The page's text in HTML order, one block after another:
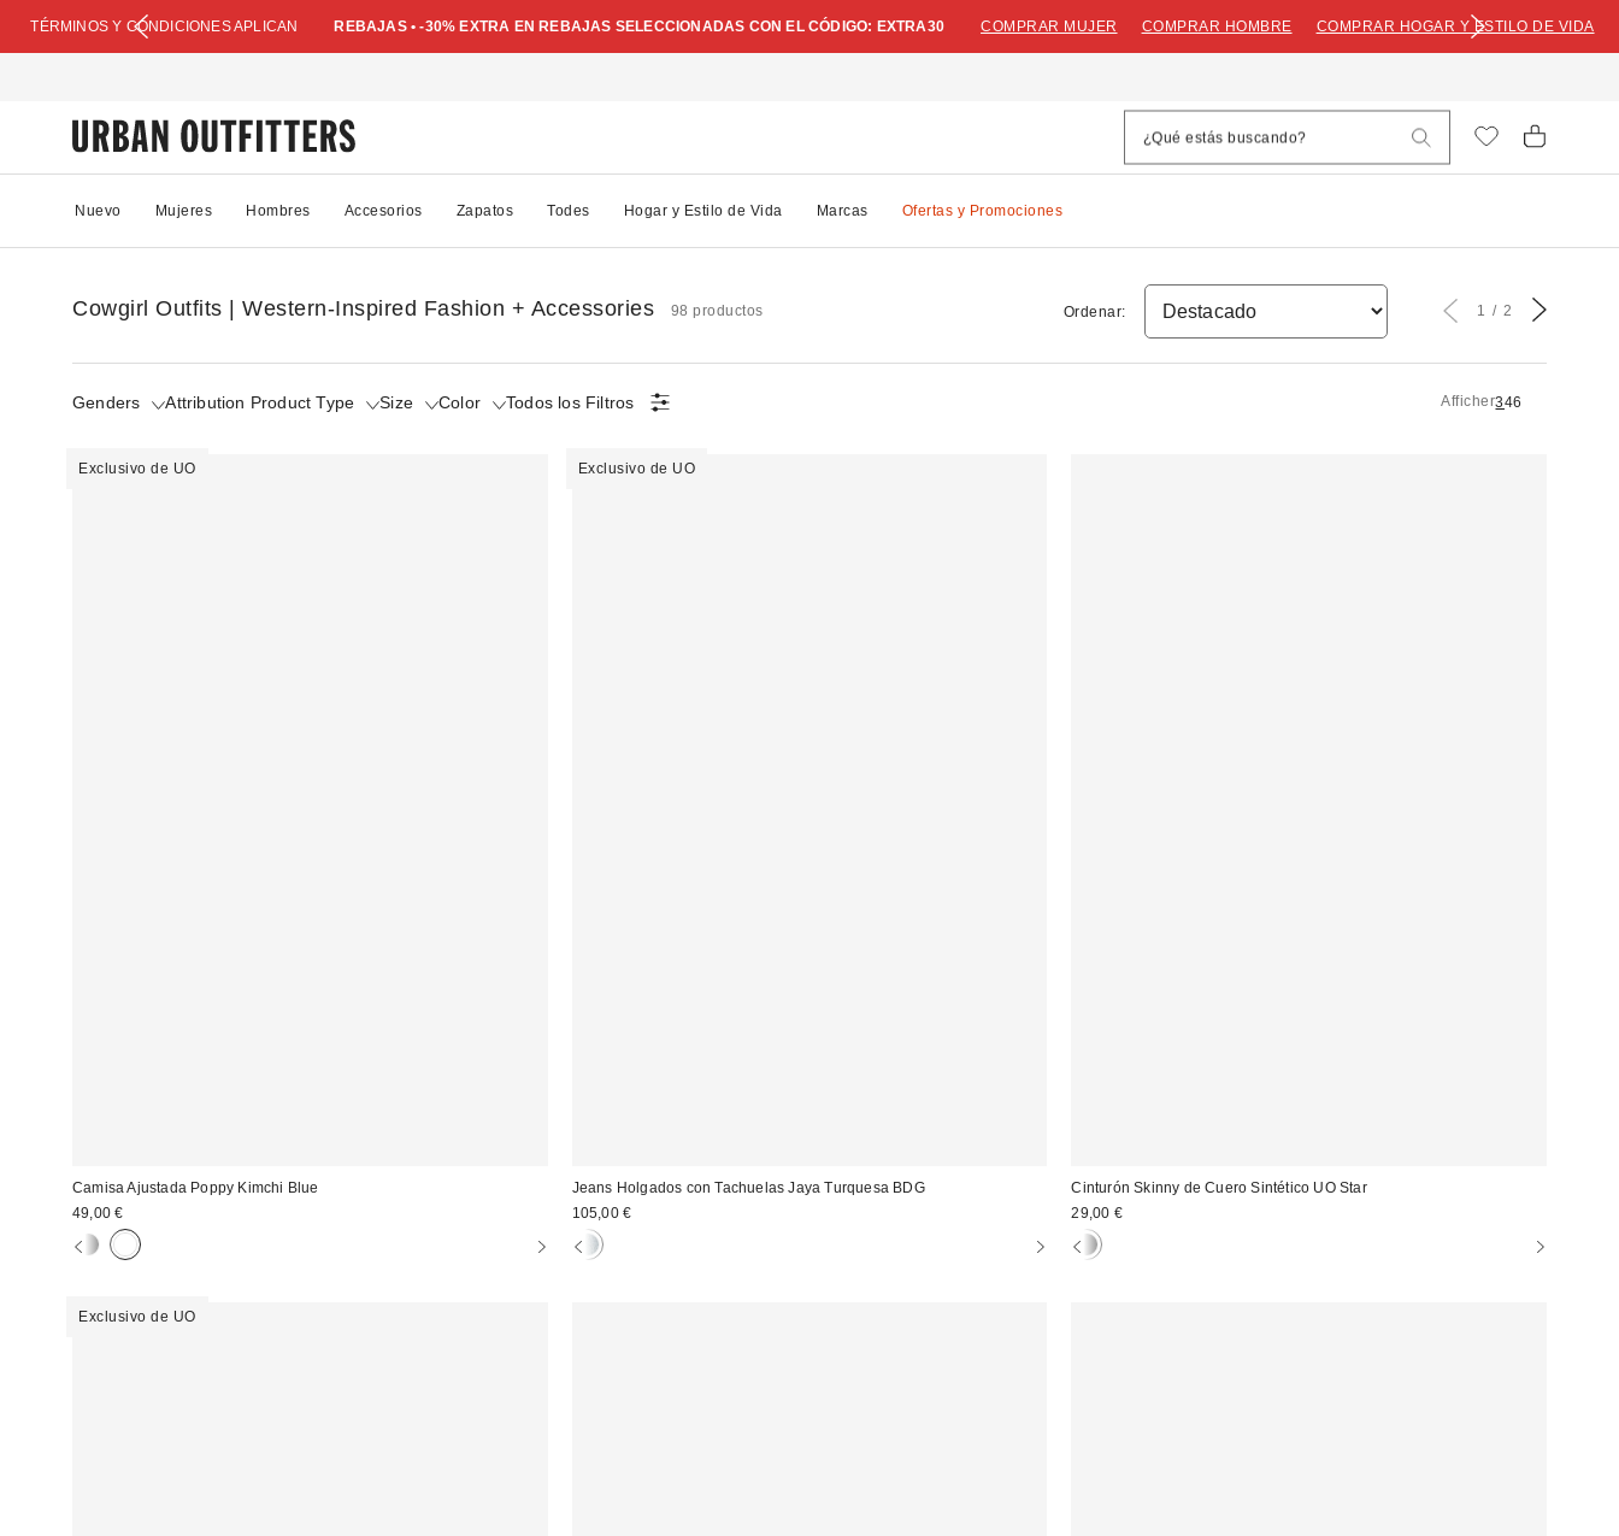
TÉRMINOS Y CONDICIONES APLICAN REBAJAS • -30% EXTRA EN REBAJAS SELECCIONADAS CON EL CÓDIGO: EXTRA30 COMPRAR MUJER COMPRAR HOMBRE COMPRAR HOGAR Y ESTILO DE VIDA
Nuevo Mujeres Hombres Accesorios Zapatos Todes Hogar y Estilo de Vida Marcas Ofertas y Promociones
Cowgirl Outfits | Western-Inspired Fashion + Accessories 98 productos
Genders Attribution Product Type Size Color Todos los Filtros Afficher346
Ordenar: 1 2
Exclusivo de UO
Camisa Ajustada Poppy Kimchi Blue
49,00 €
Exclusivo de UO
Jeans Holgados con Tachuelas Jaya Turquesa BDG
105,00 €
Cinturón Skinny de Cuero Sintético UO Star
29,00 €
Exclusivo de UO